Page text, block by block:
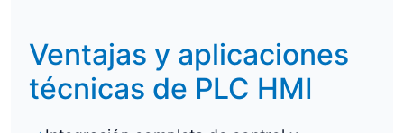
Ventajas y aplicaciones
técnicas de PLC HMI